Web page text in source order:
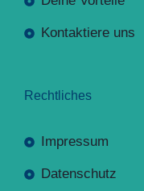
Kontaktiere uns
Rechtliches
Impressum
Datenschutz